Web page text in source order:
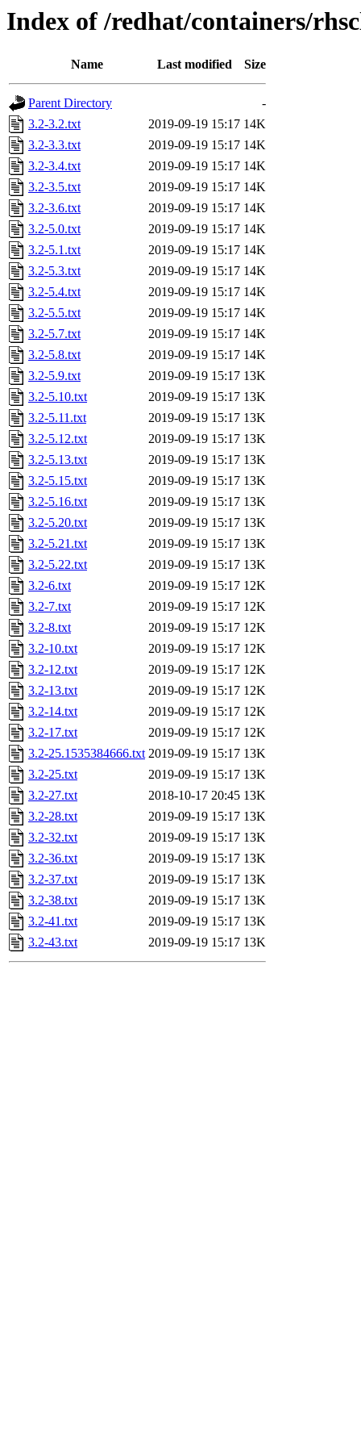
Index of /redhat/containers/
Name Last modified Size
Parent Directory
-
3.2-3.2.txt
2019-09-19 15:17 14K
3.2-3.3.txt
2019-09-19 15:17 14K
3.2-3.4.txt
2019-09-19 15:17 14K
3.2-3.5.txt
2019-09-19 15:17 14K
3.2-3.6.txt
2019-09-19 15:17 14K
3.2-5.0.txt
2019-09-19 15:17 14K
3.2-5.1.txt
2019-09-19 15:17 14K
3.2-5.3.txt
2019-09-19 15:17 14K
3.2-5.4.txt
2019-09-19 15:17 14K
3.2-5.5.txt
2019-09-19 15:17 14K
3.2-5.7.txt
2019-09-19 15:17 14K
3.2-5.8.txt
2019-09-19 15:17 14K
3.2-5.9.txt
2019-09-19 15:17 13K
3.2-5.10.txt
2019-09-19 15:17 13K
3.2-5.11.txt
2019-09-19 15:17 13K
3.2-5.12.txt
2019-09-19 15:17 13K
3.2-5.13.txt
2019-09-19 15:17 13K
3.2-5.15.txt
2019-09-19 15:17 13K
3.2-5.16.txt
2019-09-19 15:17 13K
3.2-5.20.txt
2019-09-19 15:17 13K
3.2-5.21.txt
2019-09-19 15:17 13K
3.2-5.22.txt
2019-09-19 15:17 13K
3.2-6.txt
2019-09-19 15:17 12K
3.2-7.txt
2019-09-19 15:17 12K
3.2-8.txt
2019-09-19 15:17 12K
3.2-10.txt
2019-09-19 15:17 12K
3.2-12.txt
2019-09-19 15:17 12K
3.2-13.txt
2019-09-19 15:17 12K
3.2-14.txt
2019-09-19 15:17 12K
3.2-17.txt
2019-09-19 15:17 12K
3.2-25.1535384666.txt 2019-09-19 15:17 13K
3.2-25.txt
2019-09-19 15:17 13K
3.2-27.txt
2018-10-17 20:45 13K
3.2-28.txt
2019-09-19 15:17 13K
3.2-32.txt
2019-09-19 15:17 13K
3.2-36.txt
2019-09-19 15:17 13K
3.2-37.txt
2019-09-19 15:17 13K
3.2-38.txt
2019-09-19 15:17 13K
3.2-41.txt
2019-09-19 15:17 13K
3.2-43.txt
2019-09-19 15:17 13K